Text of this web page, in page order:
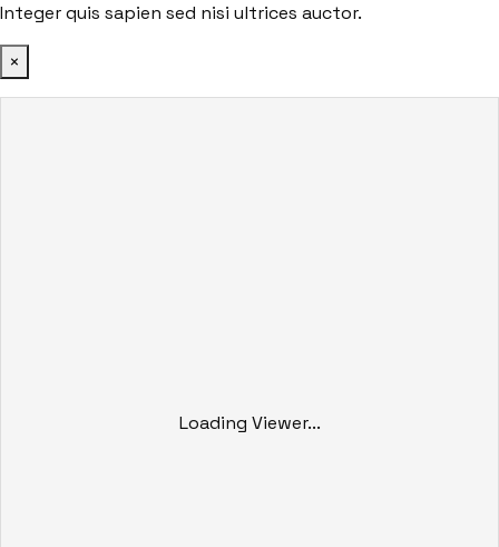
Integer quis sapien sed nisi ultrices auctor.
×
Loading Viewer...